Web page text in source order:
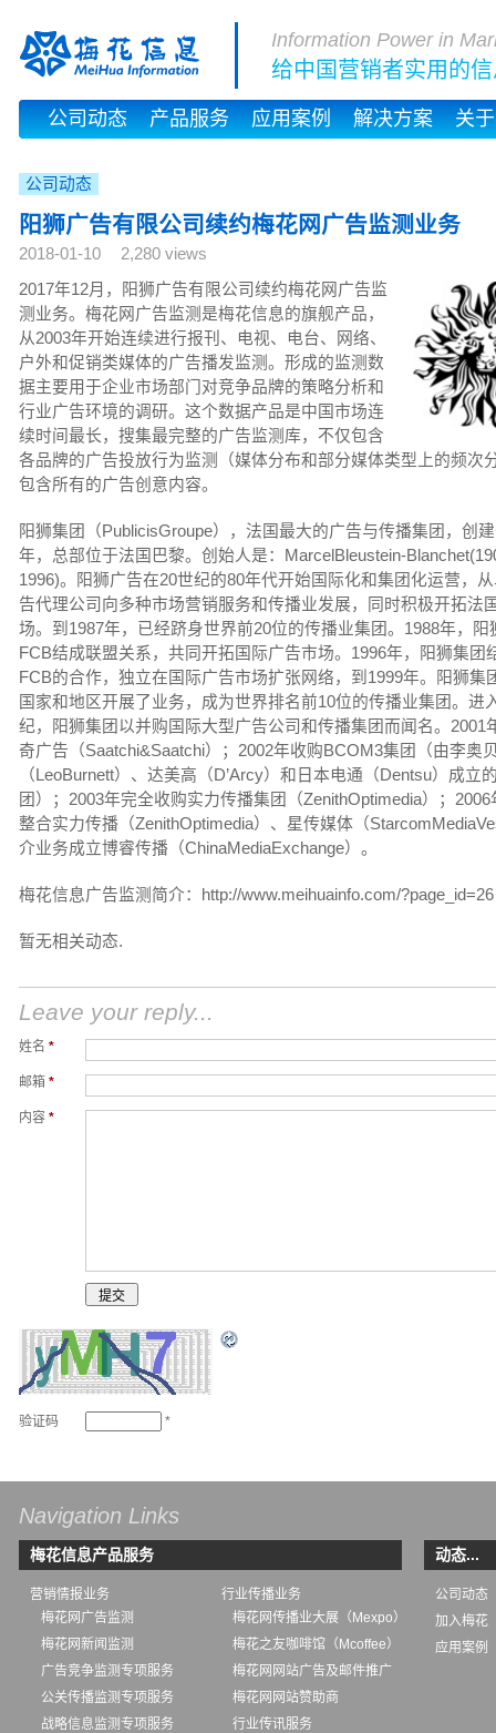
Information Power in
给中国营销者实用的
公司动态 产品服务 应用案例 解决方案 关
公司动态
阳狮广告有限公司续约梅花网广告监测业务
2018-01-10
2,280 views
2017年12月，阳狮广告有限公司续约梅花网广告监
测业务。梅花网广告监测是梅花信息的旗舰产品，
从2003年开始连续进行报刊、电视、电台、网络、
户外和促销类媒体的广告播发监测。形成的监测数
据主要用于企业市场部门对竞争品牌的策略分析和
行业广告环境的调研。这个数据产品是中国市场连
续时间最长，搜集最完整的广告监测库，不仅包含
各品牌的广告投放行为监测（媒体分布和部分媒体类型上的频次
包含所有的广告创意内容。
阳狮集团（PublicisGroupe），法国最大的广告与传播集团，创
年，总部位于法国巴黎。创始人是：MarcelBleustein-
1996)。阳狮广告在20世纪的80年代开始国际化和集团化运营，
告代理公司向多种市场营销服务和传播业发展，同时积极开拓法
场。到1987年，已经跻身世界前20位的传播业集团。1988年，阳
FCB结成联盟关系，共同开拓国际广告市场。1996年，阳狮集团
FCB的合作，独立在国际广告市场扩张网络，到1999年。阳狮集
国家和地区开展了业务，成为世界排名前10位的传播业集团。进
纪，阳狮集团以并购国际大型广告公司和传播集团而闻名。2001
奇广告（Saatchi&Saatchi）；2002年收购BCOM3集团（由李奥
（LeoBurnett）、达美高（D’Arcy）和日本电通（Dentsu）成立
团）；2003年完全收购实力传播集团（ZenithOptimedia）；2006
整合实力传播（ZenithOptimedia）、星传媒体（
介业务成立博睿传播（ChinaMediaExchange）。
梅花信息广告监测简介：http://www.meihuainfo.com/?page_id=26
暂无相关动态.
Leave your reply...
姓名 *
邮箱 *
内容 *
验证码 *
Navigation Links
梅花信息产品服务
营销情报业务
梅花网广告监测
梅花网新闻监测
广告竞争监测专项服务
公关传播监测专项服务
战略信息监测专项服务
行业传播业务
梅花网传播业大展（Mexpo）
梅花之友咖啡馆（Mcoffee）
梅花网网站广告及邮件推广
梅花网网站赞助商
行业传讯服务
动态...
公司动态
加入梅花
应用案例